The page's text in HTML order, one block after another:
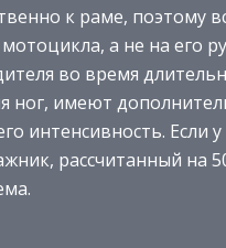
к раме, поэтому
а не на его
во время
имеют
интенсивность. Если
рассчитанный на